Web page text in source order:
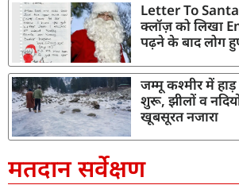
Letter To
क्लॉज़ को लिखा
पढ़ने के बाद लोग
जम्मू कश्मीर में
शुरू, झीलों व
खूबसूरत नजारा
मतदान सर्वेक्षण